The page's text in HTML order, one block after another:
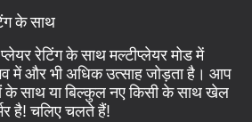
के साथ
रेटिंग के साथ मल्टीप्लेयर मोड में
में और भी अधिक उत्साह जोड़ता है। आप
के साथ या बिल्कुल नए किसी के साथ खेल
है! चलिए चलते हैं!